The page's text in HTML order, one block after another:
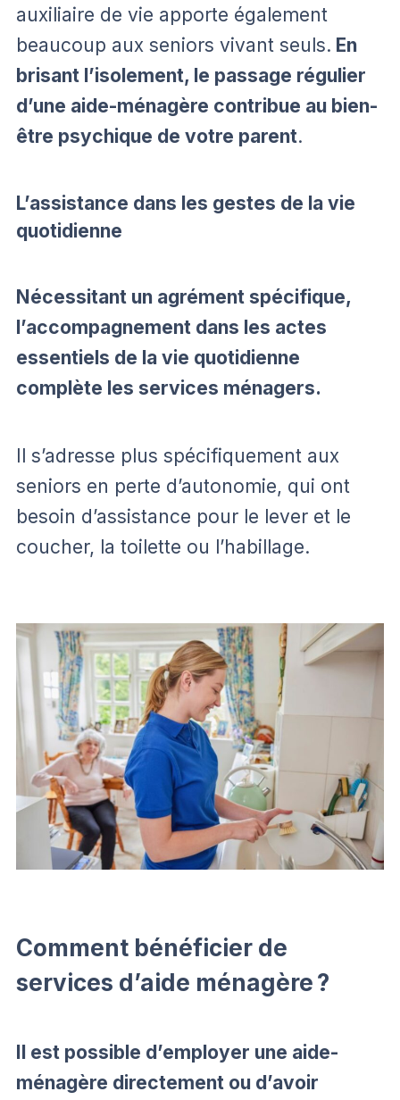
auxiliaire de vie apporte également
beaucoup aux seniors vivant seuls. En
brisant l’isolement, le passage régulier
d’une aide-ménagère contribue au bien-
être psychique de votre parent.
L’assistance dans les gestes de la vie
quotidienne
Nécessitant un agrément spécifique,
l’accompagnement dans les actes
essentiels de la vie quotidienne
complète les services ménagers.
Il s’adresse plus spécifiquement aux
seniors en perte d’autonomie, qui ont
besoin d’assistance pour le lever et le
coucher, la toilette ou l’habillage.
Comment bénéficier de
services d’aide ménagère ?
Il est possible d’employer une aide-
ménagère directement ou d’avoir